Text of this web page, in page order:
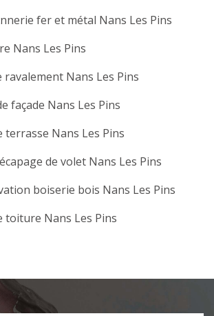
fer et métal Nans Les Pins
Nans Les Pins
ravalement Nans Les Pins
façade Nans Les Pins
terrasse Nans Les Pins
de volet Nans Les Pins
boiserie bois Nans Les Pins
toiture Nans Les Pins